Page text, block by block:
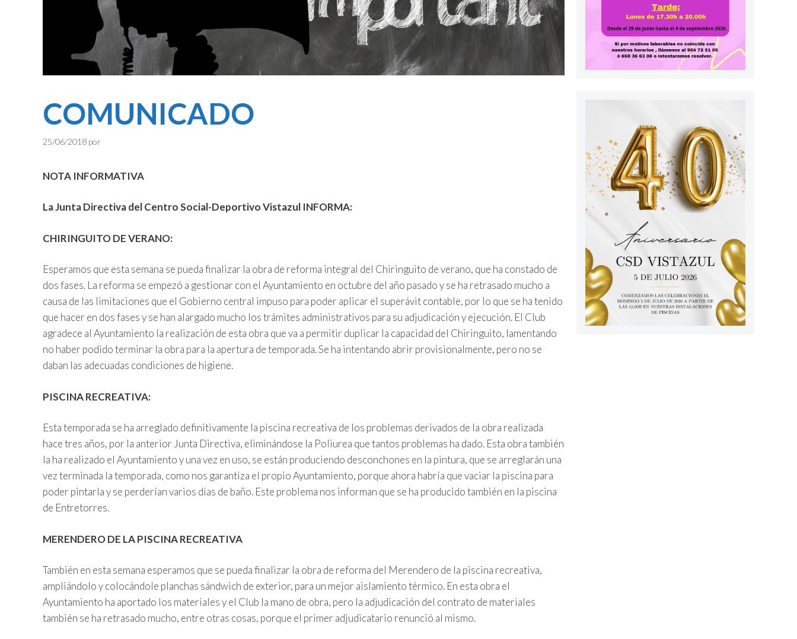
COMUNICADO
25/06/2018 por
NOTA INFORMATIVA
La Junta Directiva del Centro Social-Deportivo Vistazul INFORMA:
CHIRINGUITO DE VERANO:
Esperamos que esta semana se pueda finalizar la obra de reforma integral del Chiringuito de verano, que ha constado de
dos fases. La reforma se empezó a gestionar con el Ayuntamiento en octubre del año pasado y se ha retrasado mucho a
causa de las limitaciones que el Gobierno central impuso para poder aplicar el superávit contable, por lo que se ha tenido
que hacer en dos fases y se han alargado mucho los trámites administrativos para su adjudicación y ejecución. El Club
agradece al Ayuntamiento la realización de esta obra que va a permitir duplicar la capacidad del Chiringuito, lamentando
no haber podido terminar la obra para la apertura de temporada. Se ha intentando abrir provisionalmente, pero no se
daban las adecuadas condiciones de higiene.
PISCINA RECREATIVA:
Esta temporada se ha arreglado definitivamente la piscina recreativa de los problemas derivados de la obra realizada
hace tres años, por la anterior Junta Directiva, eliminándose la Poliurea que tantos problemas ha dado. Esta obra también
la ha realizado el Ayuntamiento y una vez en uso, se están produciendo desconchones en la pintura, que se arreglarán una
vez terminada la temporada, como nos garantiza el propio Ayuntamiento, porque ahora habría que vaciar la piscina para
poder pintarla y se perderían varios días de baño. Este problema nos informan que se ha producido también en la piscina
de Entretorres.
MERENDERO DE LA PISCINA RECREATIVA
También en esta semana esperamos que se pueda finalizar la obra de reforma del Merendero de la piscina recreativa,
ampliándolo y colocándole planchas sándwich de exterior, para un mejor aislamiento térmico. En esta obra el
Ayuntamiento ha aportado los materiales y el Club la mano de obra, pero la adjudicación del contrato de materiales
también se ha retrasado mucho, entre otras cosas, porque el primer adjudicatario renunció al mismo.